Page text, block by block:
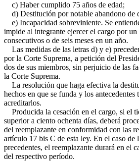
c) Haber cumplido 75 años de edad;
d) Destitución por notable abandono de
e) Incapacidad sobreviniente. Se
impide al integrante ejercer el cargo por un
consecutivos o de seis meses en un año.
Las medidas de las letras d) y e)
por la Corte Suprema, a petición del
dos de sus miembros, sin perjuicio de las
la Corte Suprema.
La resolución que haga efectiva la
hechos en que se funda y los antecedentes
acreditarlos.
Producida la cesación en el cargo, si el
superior a ciento ochenta días, deberá
del reemplazante en conformidad con las
artículo 17 bis C de esta ley. En el caso de
precedentes, el reemplazante durará en el
del respectivo período.